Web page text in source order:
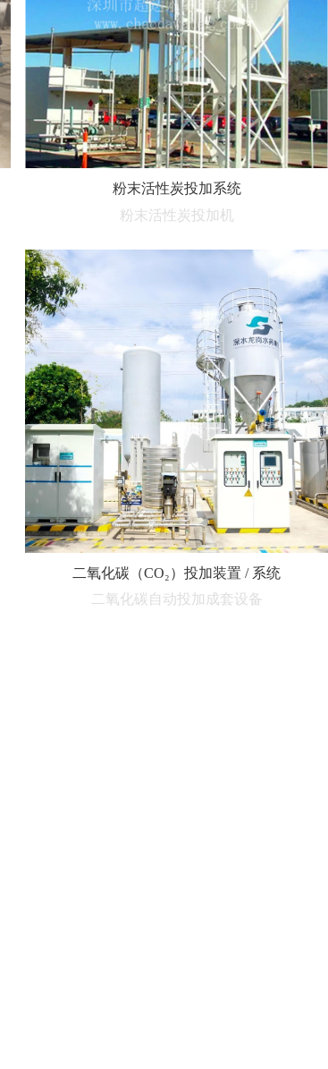
粉末活性炭投加系统
粉末活性炭投加机
二氧化碳（CO₂）投加装置 / 系统
二氧化碳自动投加成套设备